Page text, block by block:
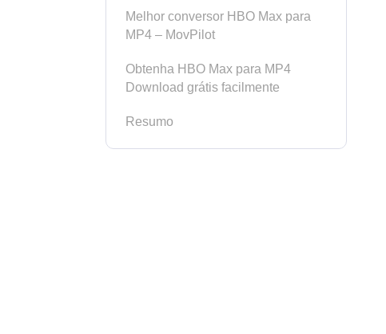
Melhor conversor HBO Max para
MP4 – MovPilot
Obtenha HBO Max para MP4
Download grátis facilmente
Resumo